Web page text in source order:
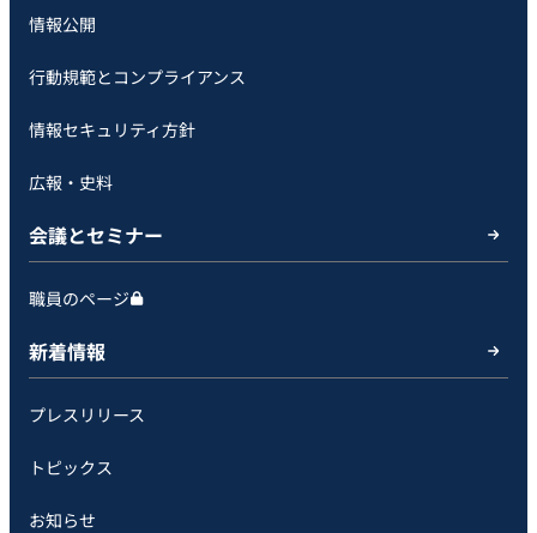
情報公開
行動規範とコンプライアンス
情報セキュリティ方針
広報・史料
会議とセミナー
職員のページ
新着情報
プレスリリース
トピックス
お知らせ